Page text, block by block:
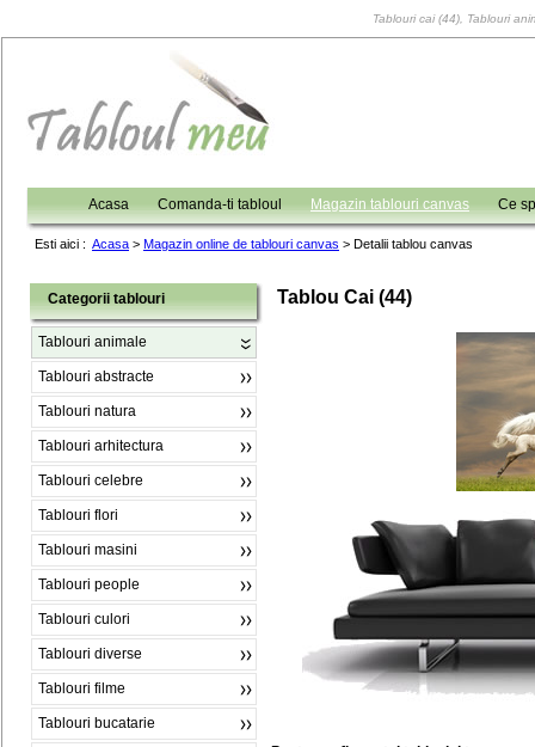
Tablouri cai (44), Tablouri
Acasa Comanda-ti tabloul Magazin tablouri canvas Ce
Esti aici : Acasa > Magazin online de tablouri canvas > Detalii tablou canvas
Categorii tablouri
Tablouri animale
Tablouri abstracte
Tablouri natura
Tablouri arhitectura
Tablouri celebre
Tablouri flori
Tablouri masini
Tablouri people
Tablouri culori
Tablouri diverse
Tablouri filme
Tablouri bucatarie
Tablou Cai (44)